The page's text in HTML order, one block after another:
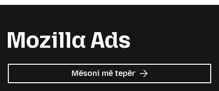
Mësoni më tepër mbi
Mozilla